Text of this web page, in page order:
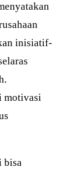
inisiatif-
motivasi
bisa